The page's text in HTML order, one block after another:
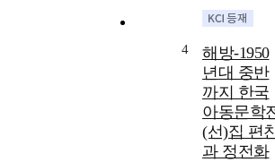
4
해방-1950
년대 중반
까지 한국
아동문학
(선)집 편
과 정전화